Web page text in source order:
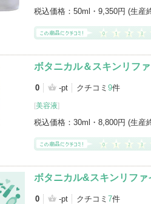
税込価格： 50ml・9,350円 (生産
ボタニカル＆スキンリフ
0 -pt クチコミ 9件
[美容液]
税込価格： 30ml・8,800円 (生産
ボタニカル&スキンリファ
0 -pt クチコミ 7件